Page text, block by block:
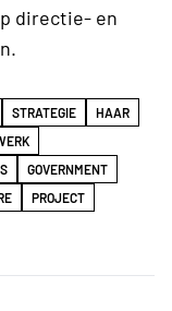
directie- en
STRATEGIE
HAAR
GOVERNMENT
PROJECT